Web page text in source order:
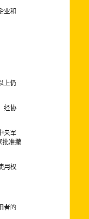
业和
上仍
经协
央军
批准撤
用权
者的